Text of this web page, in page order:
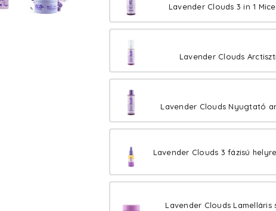
Lavender Clouds 3 in 1
Lavender Clouds
Lavender Clouds Nyugtató
Lavender Clouds 3 fázisú
Lavender Clouds Lamelláris